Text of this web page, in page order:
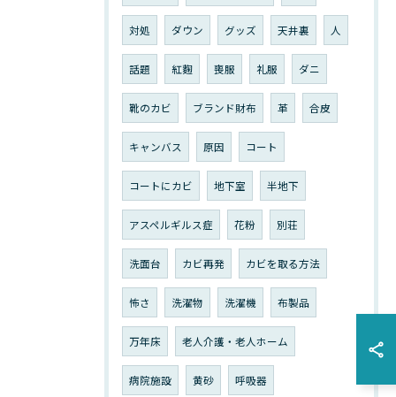
対処 ダウン グッズ 天井裏 人
話題 紅麴 喪服 礼服 ダニ
靴のカビ ブランド財布 革 合皮
キャンバス 原因 コート
コートにカビ 地下室 半地下
アスペルギルス症 花粉 別荘
洗面台 カビ再発 カビを取る方法
怖さ 洗濯物 洗濯機 布製品
万年床 老人介護・老人ホーム
病院施設 黄砂 呼吸器